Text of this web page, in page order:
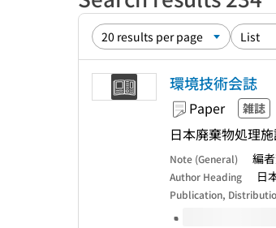
環境技術会誌
Paper 雑誌
日本廃棄物処理
Note (General) 編
Author Heading 日
Publication,
Volumes of this title